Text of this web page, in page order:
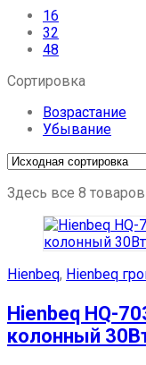
16
32
48
Сортировка
Возрастание
Убывание
Здесь все 8 товаров
Hienbeq, Hienbeq
Hienbeq HQ-
колонный